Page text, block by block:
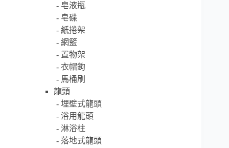
皂液瓶
皂碟
紙捲架
網籃
置物架
衣帽鉤
馬桶刷
龍頭
埋壁式龍頭
浴用龍頭
淋浴柱
落地式龍頭